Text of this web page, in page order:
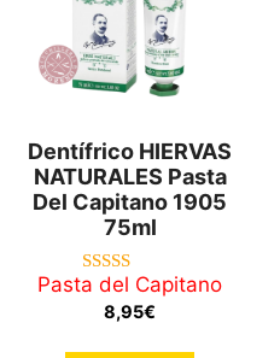
Dentífrico HIERVAS
NATURALES Pasta
Del Capitano 1905
75ml
5.00
de 5
Pasta del Capitano
8,95€